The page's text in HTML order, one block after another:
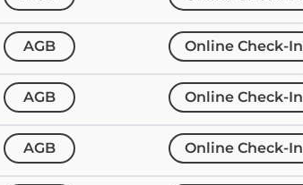
AGB Online Check-In
AGB Online Check-In
AGB Online Check-In